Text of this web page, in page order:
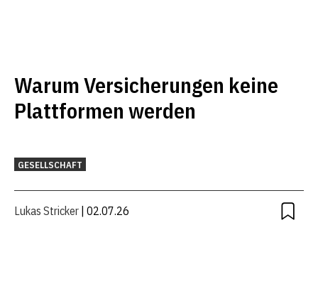
Warum Versicherungen keine
Plattformen werden
GESELLSCHAFT
Lukas Stricker | 02.07.26